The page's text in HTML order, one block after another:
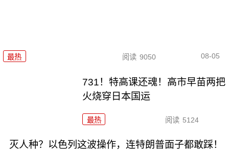
最热 阅读 9050 08-05
731！特高课还魂！高市早苗两把
火烧穿日本国运
最热 阅读 5124
灭人种？以色列这波操作，连特朗普面子都敢踩！